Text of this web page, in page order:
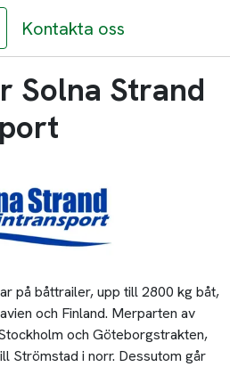
Kontakta oss
Solna Strand
på båttrailer, upp till 2800 kg båt,
och Finland. Merparten av
och Göteborgstrakten,
Strömstad i norr. Dessutom går